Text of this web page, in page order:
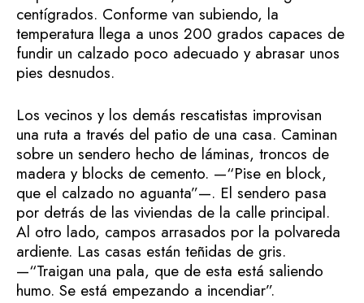
centígrados. Conforme van subiendo, la
temperatura llega a unos 200 grados capaces de
fundir un calzado poco adecuado y abrasar unos
pies desnudos.
Los vecinos y los demás rescatistas improvisan
una ruta a través del patio de una casa. Caminan
sobre un sendero hecho de láminas, troncos de
madera y blocks de cemento. —“Pise en block,
que el calzado no aguanta”—. El sendero pasa
por detrás de las viviendas de la calle principal.
Al otro lado, campos arrasados por la polvareda
ardiente. Las casas están teñidas de gris.
—“Traigan una pala, que de esta está saliendo
humo. Se está empezando a incendiar”.